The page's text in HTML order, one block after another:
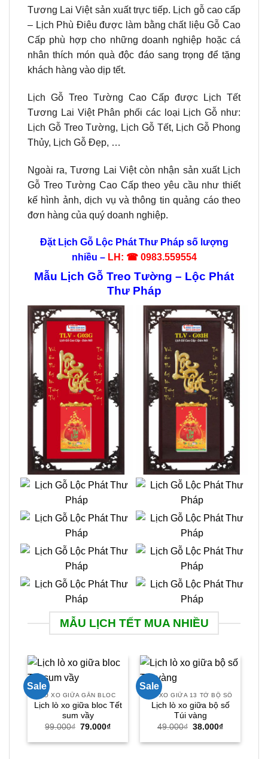
Tương Lai Việt sản xuất trực tiếp. Lịch gỗ cao cấp
– Lịch Phù Điêu được làm bằng chất liệu Gỗ Cao
Cấp phù hợp cho những doanh nghiệp hoặc cá
nhân thích món quà độc đáo sang trọng để tặng
khách hàng vào dịp tết.
Lịch Gỗ Treo Tường Cao Cấp được Lịch Tết
Tương Lai Việt Phân phối các loại Lịch Gỗ như:
Lịch Gỗ Treo Tường, Lịch Gỗ Tết, Lịch Gỗ Phong
Thủy, Lịch Gỗ Đẹp, …
Ngoài ra, Tương Lai Việt còn nhận sản xuất Lịch
Gỗ Treo Tường Cao Cấp theo yêu cầu như thiết
kế hình ảnh, dịch vụ và thông tin quảng cáo theo
đơn hàng của quý doanh nghiệp.
Đặt Lịch Gỗ Lộc Phát Thư Pháp số lượng
nhiều –LH: ☎ 0983.559554
Mẫu Lịch Gỗ Treo Tường – Lộc Phát
Thư Pháp
MẪU LỊCH TẾT MUA NHIỀU
Sale
LÒ XO GIỮA GẮN BLOC
Lịch lò xo giữa bloc Tết
sum vầy
99.000₫ Giá
là:
79.000₫Giá
tại
Sale
LÒ XO GIỮA 13 TỜ BỘ SỐ
Lịch lò xo giữa bộ số
Túi vàng
49.000₫ Giá
là:
38.000₫Giá
tại